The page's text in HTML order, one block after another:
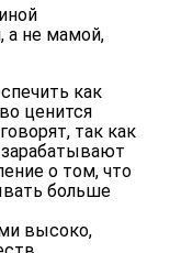
а не мамой,
как
ценится
так как
о том, что
больше
высоко,